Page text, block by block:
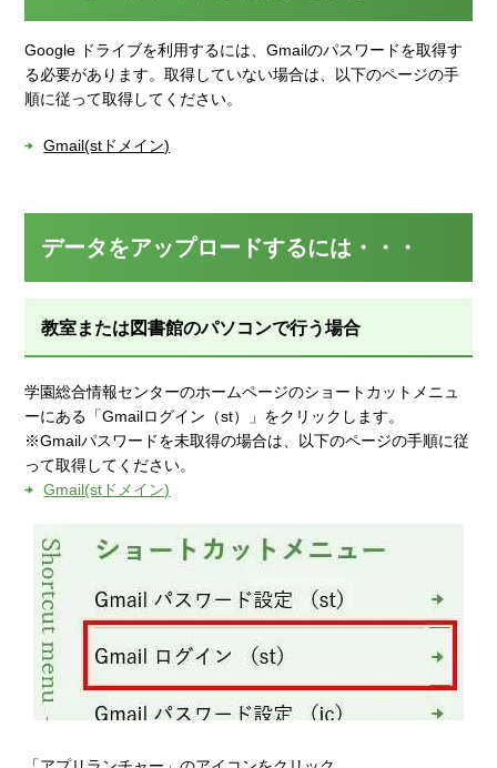
Google ドライブを利用するには、Gmailのパスワードを取得す
る必要があります。取得していない場合は、以下のページの手
順に従って取得してください。
Gmail(stドメイン)
データをアップロードするには・・・
教室または図書館のパソコンで行う場合
学園総合情報センターのホームページのショートカットメニュ
ーにある「Gmailログイン（st）」をクリックします。
※Gmailパスワードを未取得の場合は、以下のページの手順に従
って取得してください。
Gmail(stドメイン)